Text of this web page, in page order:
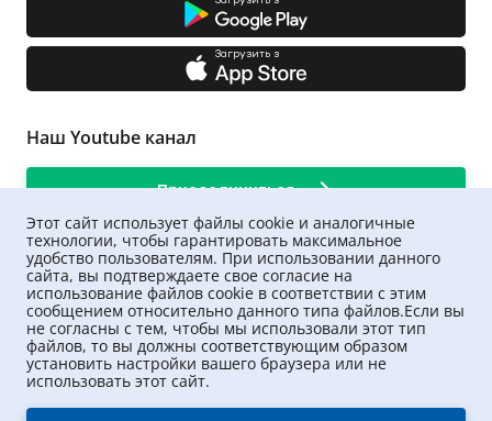
Загрузить з
Наш Youtube канал
Присоединиться
Этот сайт использует файлы cookie и аналогичные
технологии, чтобы гарантировать максимальное
удобство пользователям. При использовании данного
сайта, вы подтверждаете свое согласие на
использование файлов cookie в соответствии с этим
сообщением относительно данного типа файлов.Если вы
не согласны с тем, чтобы мы использовали этот тип
файлов, то вы должны соответствующим образом
установить настройки вашего браузера или не
использовать этот сайт.